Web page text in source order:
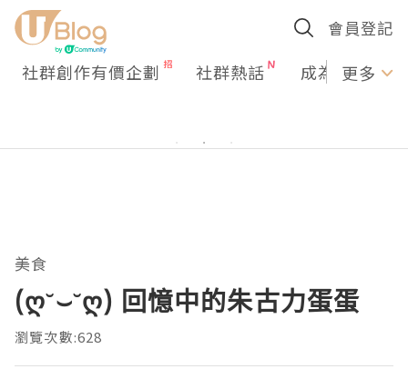
會員登記
社群創作有價企劃 社群熱話 成為U更多
美食
(ღ˘⌣˘ღ) 回憶中的朱古力蛋蛋
瀏覽次數:628